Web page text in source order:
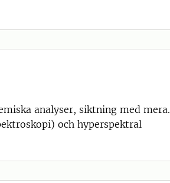
analyser, siktning med mera.
och hyperspektral